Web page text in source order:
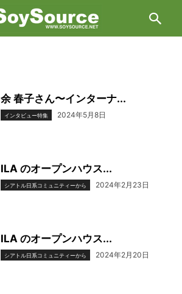
余 春子さん〜インターナ...
インタビュー特集 2024年5月8日
ILA のオープンハウス...
シアトル日系コミュニティーから 2024年2月23日
ILA のオープンハウス...
シアトル日系コミュニティーから 2024年2月20日